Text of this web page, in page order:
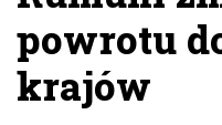
powrotu
krajów